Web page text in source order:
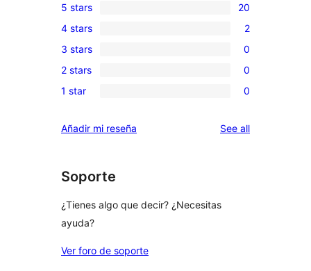
20
5-
star
reviews
5 stars 20
2
4-
star
reviews
4 stars 2
0
3-
star
3 stars 0
0
2-
reviews
2 stars 0
0
star
1 star 0
Añadir mi reseña See allreviews
Soporte
¿Tienes algo que decir? ¿Necesitas
ayuda?
Ver foro de soporte